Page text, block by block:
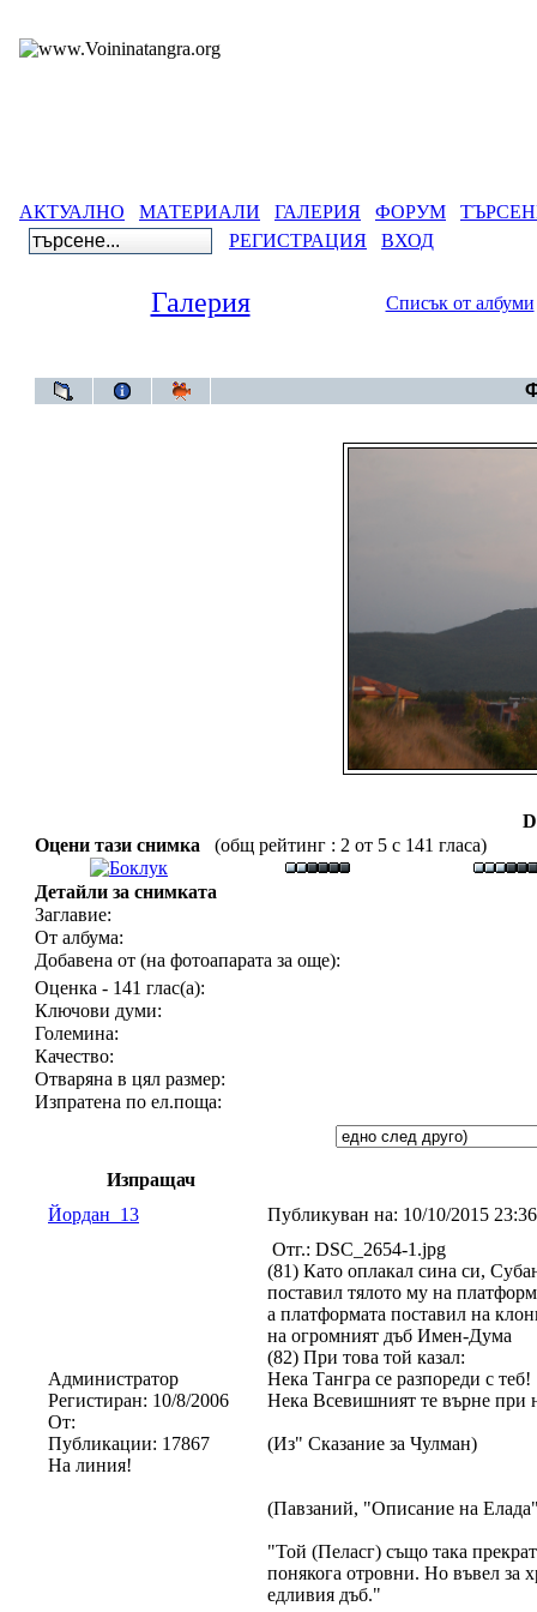
АКТУАЛНО МАТЕРИАЛИ ГАЛЕРИЯ ФОРУМ
РЕГИСТРАЦИЯ
ВХОД
Галерия Списък от албуми
Оцени тази снимка
(общ рейтинг : 2 от 5 с 141 гласа)
Детайли за снимката
Заглавие:
От албума:
Добавена от (на фотоапарата за още):
Оценка - 141 глас(а):
Ключови думи:
Големина:
Качество:
Отваряна в цял размер:
Изпратена по ел.поща:
Изпращач
Йордан_13
Публикуван на: 10/10/2015
Администратор
Регистиран: 10/8/2006
От:
Публикации: 17867
На линия!
Отг.: DSC_2654-1.jpg
(81) Като оплакал сина си,
поставил тялото му на
а платформата поставил на
на огромният дъб Имен-Дума
(82) При това той казал:
Нека Тангра се разпореди с теб!
Нека Всевишният те върне при
(Из" Сказание за Чулман)
(Павзаний, "Описание на
"Той (Пеласг) също така
понякога отровни. Но въвел за
едливия дъб."